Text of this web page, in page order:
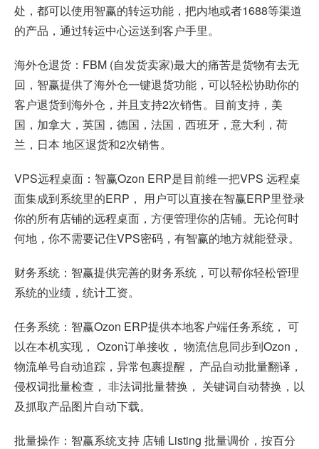
处，都可以使用智赢的转运功能，把内地或者1688等渠道
的产品，通过转运中心运送到客户手里。
海外仓退货：FBM (自发货卖家)最大的痛苦是货物有去无
回，智赢提供了海外仓一键退货功能，可以轻松协助你的
客户退货到海外仓，并且支持2次销售。目前支持，美
国，加拿大，英国，德国，法国，西班牙，意大利，荷
兰，日本 地区退货和2次销售。
VPS远程桌面：智赢Ozon ERP是目前维一把VPS 远程桌
面集成到系统里的ERP， 用户可以直接在智赢ERP里登录
你的所有店铺的远程桌面，方便管理你的店铺。无论何时
何地，你不需要记住VPS密码，有智赢的地方就能登录。
财务系统：智赢提供完善的财务系统，可以帮你轻松管理
系统的业绩，统计工资。
任务系统：智赢Ozon ERP提供本地客户端任务系统， 可
以在本机实现， Ozon订单接收， 物流信息同步到Ozon，
物流单号自动追踪，异常包裹提醒， 产品自动批量翻译，
侵权词批量检查， 非法词批量替换， 关键词自动替换，以
及抓取产品图片自动下载。
批量操作：智赢系统支持 店铺 Listing 批量调价，按百分